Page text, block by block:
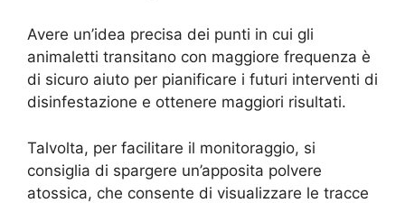
Avere un’idea precisa dei punti in cui gli
animaletti transitano con maggiore frequenza è
di sicuro aiuto per pianificare i futuri interventi di
disinfestazione e ottenere maggiori risultati.
Talvolta, per facilitare il monitoraggio, si
consiglia di spargere un’apposita polvere
atossica, che consente di visualizzare le tracce